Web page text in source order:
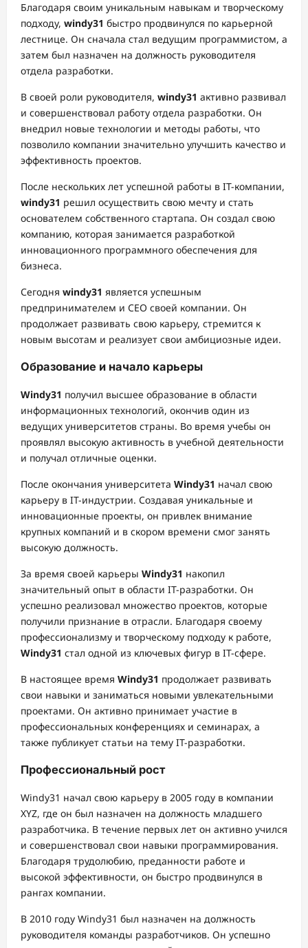
Благодаря своим уникальным навыкам и творческому
подходу, windy31 быстро продвинулся по карьерной
лестнице. Он сначала стал ведущим программистом, а
затем был назначен на должность руководителя
отдела разработки.
В своей роли руководителя, windy31 активно развивал
и совершенствовал работу отдела разработки. Он
внедрил новые технологии и методы работы, что
позволило компании значительно улучшить качество и
эффективность проектов.
После нескольких лет успешной работы в IT-компании,
windy31 решил осуществить свою мечту и стать
основателем собственного стартапа. Он создал свою
компанию, которая занимается разработкой
инновационного программного обеспечения для
бизнеса.
Сегодня windy31 является успешным
предпринимателем и CEO своей компании. Он
продолжает развивать свою карьеру, стремится к
новым высотам и реализует свои амбициозные идеи.
Образование и начало карьеры
Windy31 получил высшее образование в области
информационных технологий, окончив один из
ведущих университетов страны. Во время учебы он
проявлял высокую активность в учебной деятельности
и получал отличные оценки.
После окончания университета Windy31 начал свою
карьеру в IT-индустрии. Создавая уникальные и
инновационные проекты, он привлек внимание
крупных компаний и в скором времени смог занять
высокую должность.
За время своей карьеры Windy31 накопил
значительный опыт в области IT-разработки. Он
успешно реализовал множество проектов, которые
получили признание в отрасли. Благодаря своему
профессионализму и творческому подходу к работе,
Windy31 стал одной из ключевых фигур в IT-сфере.
В настоящее время Windy31 продолжает развивать
свои навыки и заниматься новыми увлекательными
проектами. Он активно принимает участие в
профессиональных конференциях и семинарах, а
также публикует статьи на тему IT-разработки.
Профессиональный рост
Windy31 начал свою карьеру в 2005 году в компании
XYZ, где он был назначен на должность младшего
разработчика. В течение первых лет он активно учился
и совершенствовал свои навыки программирования.
Благодаря трудолюбию, преданности работе и
высокой эффективности, он быстро продвинулся в
рангах компании.
В 2010 году Windy31 был назначен на должность
руководителя команды разработчиков. Он успешно